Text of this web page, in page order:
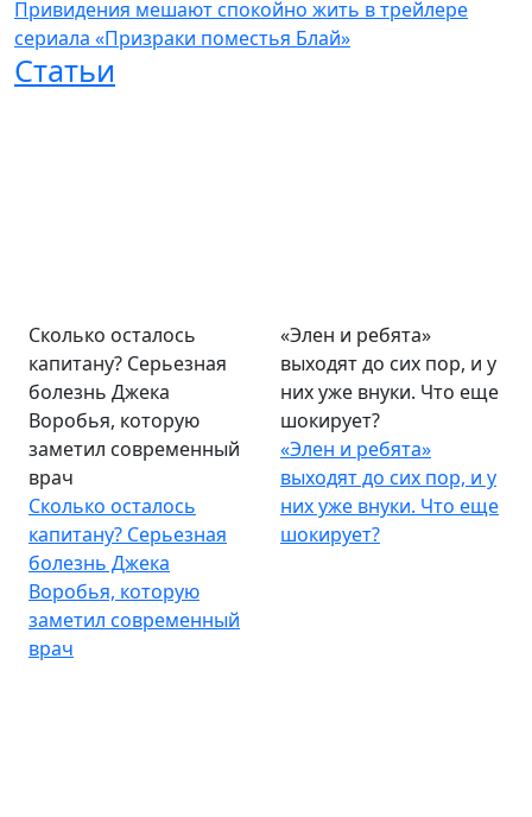
Привидения мешают спокойно жить в трейлере
сериала «Призраки поместья Блай»
Статьи
Сколько осталось
капитану? Серьезная
болезнь Джека
Воробья, которую
заметил современный
врач
Сколько осталось
капитану? Серьезная
болезнь Джека
Воробья, которую
заметил современный
врач
«Элен и ребята»
выходят до сих пор, и у
них уже внуки. Что еще
шокирует?
«Элен и ребята»
выходят до сих пор, и у
них уже внуки. Что еще
шокирует?